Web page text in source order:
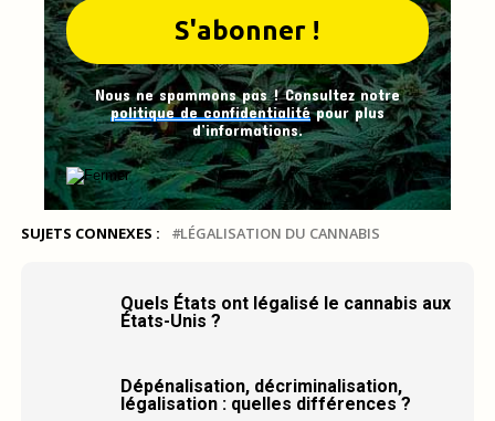
Nous ne spammons pas ! Consultez notre
politique de confidentialitépour plus
d’informations.
SUJETS CONNEXES : LÉGALISATION DU CANNABIS
Quels États ont légalisé le cannabis aux
États-Unis ?
Dépénalisation, décriminalisation,
légalisation : quelles différences ?